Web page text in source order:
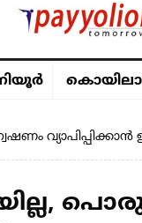
വ്യാപിപ്പിക്കാൻ